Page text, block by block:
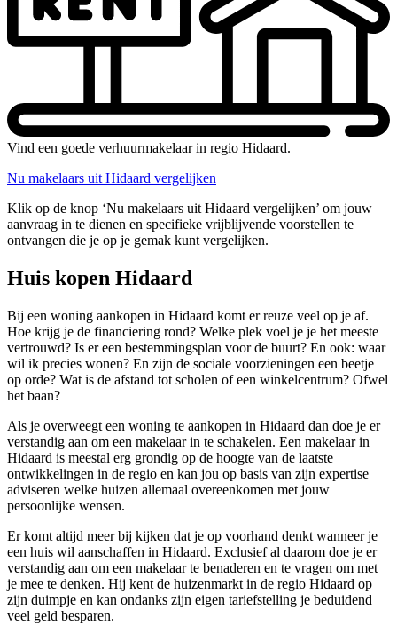
Vind een goede verhuurmakelaar in regio Hidaard.
Nu makelaars uit Hidaard vergelijken
Klik op de knop ‘Nu makelaars uit Hidaard vergelijken’ om jouw
aanvraag in te dienen en specifieke vrijblijvende voorstellen te
ontvangen die je op je gemak kunt vergelijken.
Huis kopen Hidaard
Bij een woning aankopen in Hidaard komt er reuze veel op je af.
Hoe krijg je de financiering rond? Welke plek voel je je het meeste
vertrouwd? Is er een bestemmingsplan voor de buurt? En ook: waar
wil ik precies wonen? En zijn de sociale voorzieningen een beetje
op orde? Wat is de afstand tot scholen of een winkelcentrum? Ofwel
het baan?
Als je overweegt een woning te aankopen in Hidaard dan doe je er
verstandig aan om een makelaar in te schakelen. Een makelaar in
Hidaard is meestal erg grondig op de hoogte van de laatste
ontwikkelingen in de regio en kan jou op basis van zijn expertise
adviseren welke huizen allemaal overeenkomen met jouw
persoonlijke wensen.
Er komt altijd meer bij kijken dat je op voorhand denkt wanneer je
een huis wil aanschaffen in Hidaard. Exclusief al daarom doe je er
verstandig aan om een makelaar te benaderen en te vragen om met
je mee te denken. Hij kent de huizenmarkt in de regio Hidaard op
zijn duimpje en kan ondanks zijn eigen tariefstelling je beduidend
veel geld besparen.